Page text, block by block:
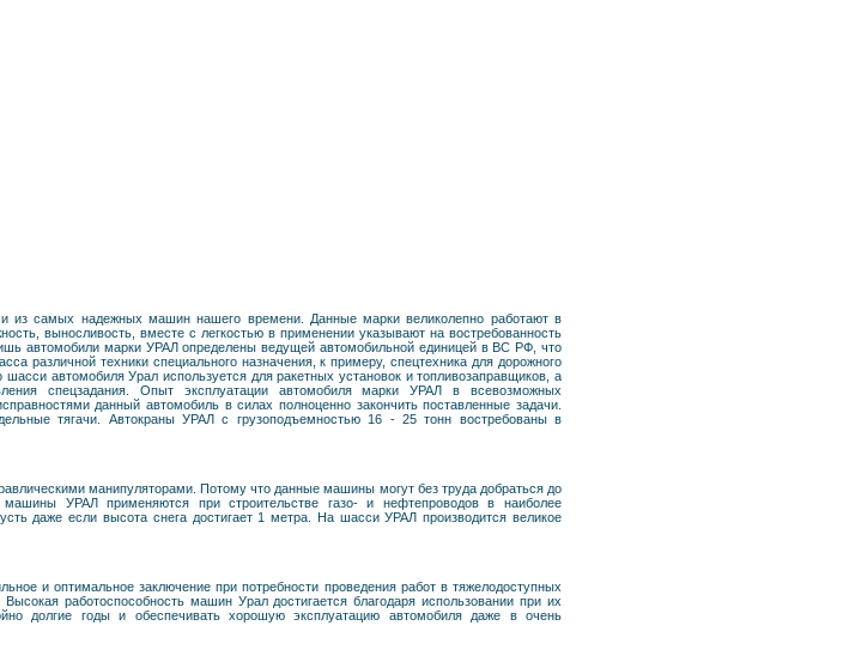
из самых надежных машин нашего времени. Данные марки великолепно работают в
выносливость, вместе с легкостью в применении указывают на востребованность
автомобили марки УРАЛ определены ведущей автомобильной единицей в ВС РФ, что
различной техники специального назначения, к примеру, спецтехника для дорожного
автомобиля Урал используется для ракетных установок и топливозаправщиков, а
спецзадания. Опыт эксплуатации автомобиля марки УРАЛ в всевозможных
данный автомобиль в силах полноценно закончить поставленные задачи.
тягачи. Автокраны УРАЛ с грузоподъемностью 16 - 25 тонн востребованы в
манипуляторами. Потому что данные машины могут без труда добраться до
УРАЛ применяются при строительстве газо- и нефтепроводов в наиболее
даже если высота снега достигает 1 метра. На шасси УРАЛ производится великое
и оптимальное заключение при потребности проведения работ в тяжелодоступных
работоспособность машин Урал достигается благодаря использовании при их
долгие годы и обеспечивать хорошую эксплуатацию автомобиля даже в очень